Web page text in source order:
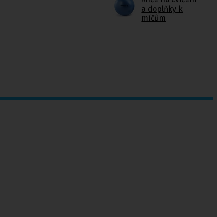
a doplňky k
míčům